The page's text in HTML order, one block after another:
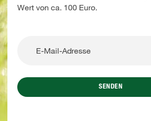
Wert von ca. 100 Euro.
SENDEN